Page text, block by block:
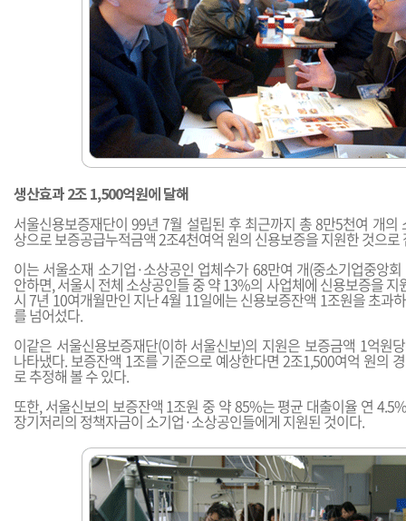
생산효과 2조 1,500억원에 달해
서울신용보증재단이 99년 7월 설립된 후 최근까지 총 8만5천여 개의
상으로 보증공급누적금액 2조4천여억 원의 신용보증을 지원한 것으로
이는 서울소재 소기업·소상공인 업체수가 68만여 개(중소기업중앙
안하면, 서울시 전체 소상공인들 중 약 13%의 사업체에 신용보증을 지
시 7년 10여개월만인 지난 4월 11일에는 신용보증잔액 1조원을 초과
를 넘어섰다.
이같은 서울신용보증재단(이하 서울신보)의 지원은 보증금액 1억원
나타냈다. 보증잔액 1조를 기준으로 예상한다면 2조1,500여억 원의
로 추정해 볼 수 있다.
또한, 서울신보의 보증잔액 1조원 중 약 85%는 평균 대출이율 연
장기저리의 정책자금이 소기업·소상공인들에게 지원된 것이다.